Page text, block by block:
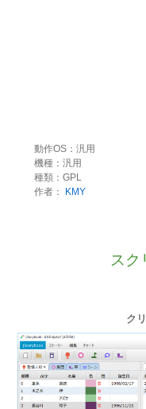
動作OS：汎用
機種：汎用
種類：GPL
作者：
KMY
スク
ク